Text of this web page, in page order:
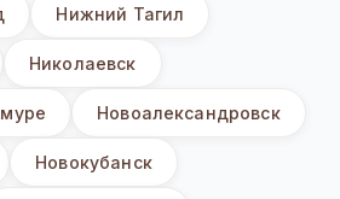
Нижний Тагил
Николаевск
Новоалександровск
Новокубанск